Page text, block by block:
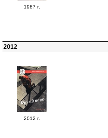
1987 г.
2012
2012 г.